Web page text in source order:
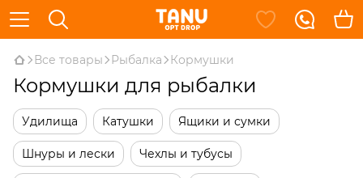
Все товары Рыбалка Кормушки
Кормушки для рыбалки
Удилища Катушки Ящики и сумки
Шнуры и лески Чехлы и тубусы